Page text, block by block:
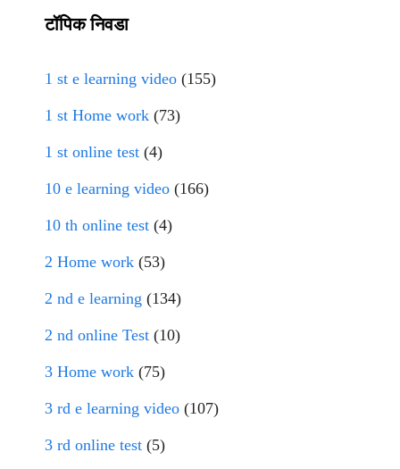
टॉपिक निवडा
1 st e learning video (155)
1 st Home work (73)
1 st online test (4)
10 e learning video (166)
10 th online test (4)
2 Home work (53)
2 nd e learning (134)
2 nd online Test (10)
3 Home work (75)
3 rd e learning video (107)
3 rd online test (5)